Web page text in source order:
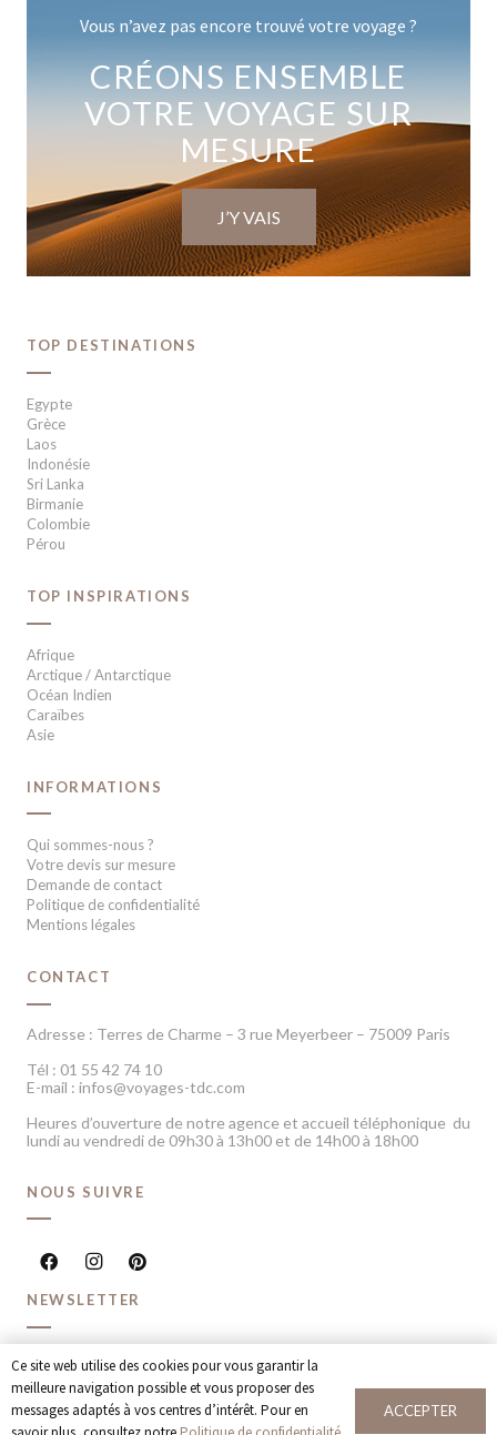
Vous n’avez pas encore trouvé votre voyage ?
CRÉONS ENSEMBLE
VOTRE VOYAGE SUR
MESURE
J’Y VAIS
TOP DESTINATIONS
Egypte
Grèce
Laos
Indonésie
Sri Lanka
Birmanie
Colombie
Pérou
TOP INSPIRATIONS
Afrique
Arctique / Antarctique
Océan Indien
Caraïbes
Asie
INFORMATIONS
Qui sommes-nous ?
Votre devis sur mesure
Demande de contact
Politique de confidentialité
Mentions légales
CONTACT
Adresse : Terres de Charme – 3 rue Meyerbeer – 75009 Paris
Tél : 01 55 42 74 10
E-mail : infos@voyages-tdc.com
Heures d’ouverture de notre agence et accueil téléphonique du
lundi au vendredi de 09h30 à 13h00 et de 14h00 à 18h00
NOUS SUIVRE
NEWSLETTER
Recevoir chaque mois nos dernières inspirations voyage et
offres spéciales
JE M’INSCRIS
Ce site web utilise des cookies pour vous garantir la
meilleure navigation possible et vous proposer des
messages adaptés à vos centres d’intérêt. Pour en
ACCEPTER